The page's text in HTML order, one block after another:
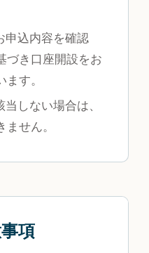
申込内容を確認
づき口座開設をお
す。
しない場合は、
せん。
項